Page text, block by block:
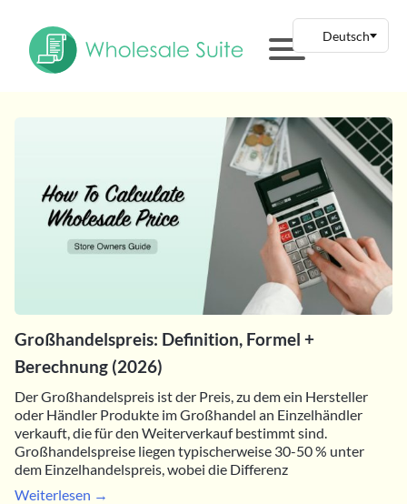
Großhandelspreis: Definition, Formel +
Berechnung (2026)
Der Großhandelspreis ist der Preis, zu dem ein Hersteller
oder Händler Produkte im Großhandel an Einzelhändler
verkauft, die für den Weiterverkauf bestimmt sind.
Großhandelspreise liegen typischerweise 30-50 % unter
dem Einzelhandelspreis, wobei die Differenz
Weiterlesen →